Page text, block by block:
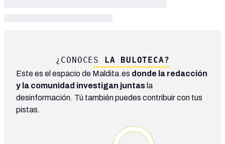
¿CONOCES LA BULOTECA?
Este es el espacio de Maldita.es donde la redacción
y la comunidad investigan juntas la
desinformación. Tú también puedes contribuir con tus
pistas.